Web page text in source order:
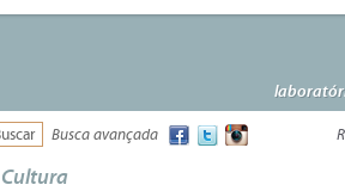
Busca avançada
Cultura